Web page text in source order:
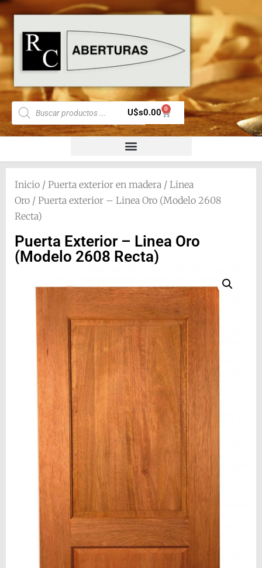
U$s0.00 0
Inicio / Puerta exterior en madera / Linea
Oro / Puerta exterior – Linea Oro (Modelo 2608
Recta)
Puerta Exterior – Linea Oro
(Modelo 2608 Recta)